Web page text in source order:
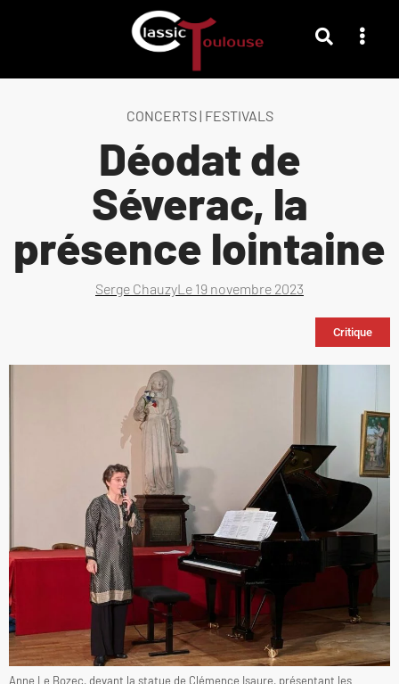
CONCERTS| FESTIVALS
Déodat de
Séverac, la
présence lointaine
Serge ChauzyLe 19 novembre 2023
Critique
Anne Le Bozec, devant la statue de Clémence Isaure, présentant les